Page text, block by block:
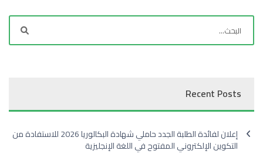
Recent Posts
إعلان لفائدة الطلبة الجدد حاملي شهادة البكالوريا 2026 للاستفادة من
التكوين الإلكتروني المفتوح في اللغة الإنجليزية